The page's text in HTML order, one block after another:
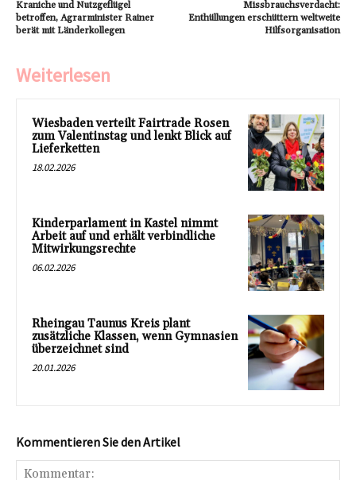
Kraniche und Nutzgeflügel
betroffen, Agrarminister Rainer
berät mit Länderkollegen
Missbrauchsverdacht:
Enthüllungen erschüttern weltweite
Hilfsorganisation
Weiterlesen
Wiesbaden verteilt Fairtrade Rosen
zum Valentinstag und lenkt Blick auf
Lieferketten
18.02.2026
Kinderparlament in Kastel nimmt
Arbeit auf und erhält verbindliche
Mitwirkungsrechte
06.02.2026
Rheingau Taunus Kreis plant
zusätzliche Klassen, wenn Gymnasien
überzeichnet sind
20.01.2026
Kommentieren Sie den Artikel